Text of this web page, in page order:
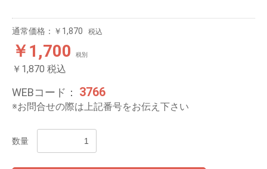
通常価格：￥1,870 税込
￥1,700 税別
￥1,870 税込
WEBコード： 3766
※お問合せの際は上記番号をお伝え下さい
数量